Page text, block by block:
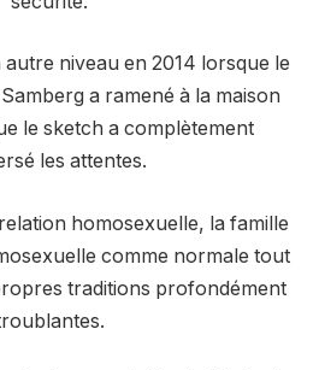
niveau en 2014 lorsque le
a ramené à la maison
le sketch a complètement
les attentes.
homosexuelle, la famille
comme normale tout
traditions profondément